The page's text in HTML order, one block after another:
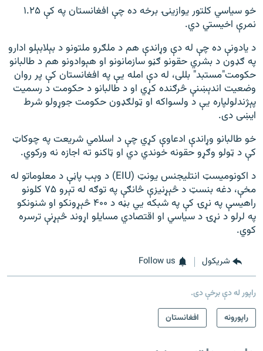
خو سیاسي کلتور یوازینۍ برخه ده چې افغانستان په کې ۱.۲۵
نمرې اخیستي دي.
د یادونې ده چې له دې وړاندې هم د ملګرو ملتونو د بېلابېلو ادارو
په ګډون د بشري حقونو ګڼو سازمانونو او هېوادونو هم د طالبانو
حکومت"مستبد" بللی، له دې امله یې په افغانستان کې پر روان
وضعیت اندېښنې څرګنده کړي او د طالبانو د حکومت د رسمیت
پېژندلولپاره یې د ولسواکه او ټولګډون حکومت جوړولو شرط
ایښی دی.
خو طالبانو وړاندې ادعاوې کړي چې د اسلامي شریعت په چوکاټ
کې د ټولو وګړو حقونه خوندي دي او ټاکنو ته اجازه نه ورکوي.
د اکونومیسټ انتلیجنس یونټ (EIU) د وېب پاڼې د معلوماتو له
مخې، دغه بنسټ د څېړنیزې څانګې په توګه له تېرو ۷۵ کلونو
راهیسې په نړۍ کې په شبکه یي بڼه د ۴۰۰ څېړونکو او شنونکو
په لرلو د نړۍ د سیاسي او اقتصادي مسایلو اړوند څېړنې ترسره
کوي.
شريکول Follow us
راپور له دې برخې دی.
راپورونه
افغانستان